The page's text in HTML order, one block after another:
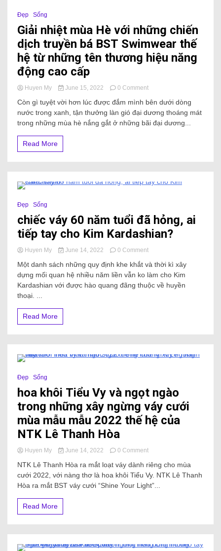
Đẹp
Sống
Giải nhiệt mùa Hè với những chiến
dịch truyền bá BST Swimwear thế
hệ từ những tên thương hiệu năng
động cao cấp
Huyen My June 15, 2022 0 Comment
Còn gì tuyệt vời hơn lúc được đắm mình bên dưới dòng
nước trong xanh, tận thưởng làn gió đại dương thoáng mát
trong những mùa hè nắng gắt ở những bãi đại dương...
Read More
Đẹp
Sống
chiếc váy 60 năm tuổi đã hỏng, ai
tiếp tay cho Kim Kardashian?
Huyen My June 14, 2022 0 Comment
Một danh sách những quy định khe khắt và thời kì xây
dựng mối quan hệ nhiều năm liền vẫn ko làm cho Kim
Kardashian với được hào quang đãng thuộc về huyền
thoại. ...
Read More
Đẹp
Sống
hoa khôi Tiểu Vy và ngọt ngào
trong những xây ngừng váy cưới
mùa mẫu mẫu 2022 thế hệ của
NTK Lê Thanh Hòa
Huyen My June 14, 2022 0 Comment
NTK Lê Thanh Hòa ra mắt loạt váy dành riêng cho mùa
cưới 2022, với nàng thơ là hoa khôi Tiểu Vy. NTK Lê Thanh
Hòa ra mắt BST váy cưới “Shine Your Light”...
Read More